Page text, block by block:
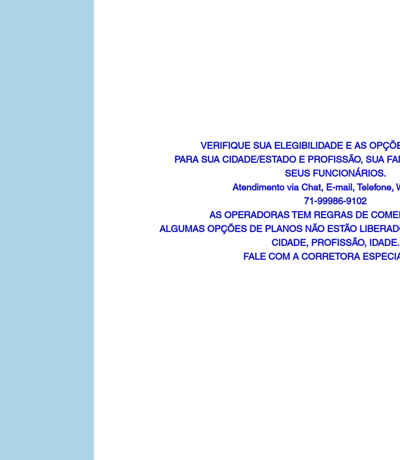
VERIFIQUE SUA ELEGIBILIDADE E AS
PARA SUA CIDADE/ESTADO E PROFISSÃO, SUA
SEUS FUNCIONÁRIOS.
Atendimento via Chat, E-mail, Telefone,
71-99986-9102
AS OPERADORAS TEM REGRAS DE
ALGUMAS OPÇÕES DE PLANOS NÃO ESTÃO
CIDADE, PROFISSÃO, IDADE.
FALE COM A CORRETORA